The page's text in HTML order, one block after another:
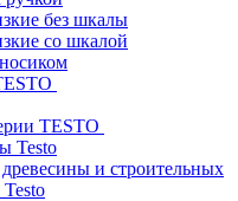
без шкалы
со шкалой
TESTO
Testo
и строительных